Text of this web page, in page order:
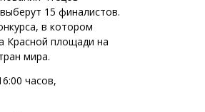
15 финалистов.
в котором
Красной площади на
мира.
часов,